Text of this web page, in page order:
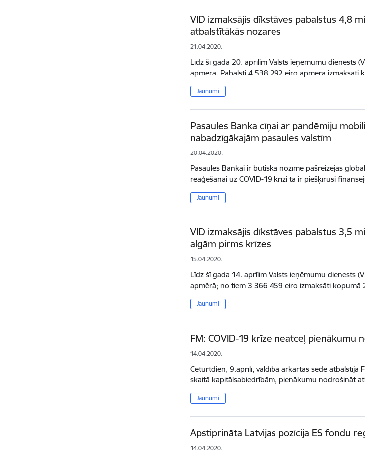
VID izmaksājis dīkstāves pabalstus 4,8
atbalstītākās nozares
21.04.2020.
Līdz šī gada 20. aprīlim Valsts ieņēmumu dienests
apmērā. Pabalsti 4 538 292 eiro apmērā
Jaunumi
Pasaules Banka cīņai ar pandēmiju
nabadzīgākajām pasaules valstīm
20.04.2020.
Pasaules Bankai ir būtiska nozīme pašreizējās
reaģēšanai uz COVID-19 krīzi tā ir piešķīrusi
Jaunumi
VID izmaksājis dīkstāves pabalstus 3,5
algām pirms krīzes
15.04.2020.
Līdz šī gada 14. aprīlim Valsts ieņēmumu dienests
apmērā; no tiem 3 366 459 eiro izmaksāti
Jaunumi
FM: COVID-19 krīze neatceļ
14.04.2020.
Ceturtdien, 9.aprīlī, valdība ārkārtas sēdē atbalstīja
skaitā kapitālsabiedrībām, pienākumu nodrošināt
Jaunumi
Apstiprināta Latvijas pozīcija ES fondu
14.04.2020.